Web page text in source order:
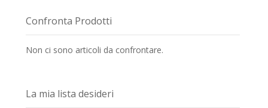
Confronta Prodotti
Non ci sono articoli da confrontare.
La mia lista desideri